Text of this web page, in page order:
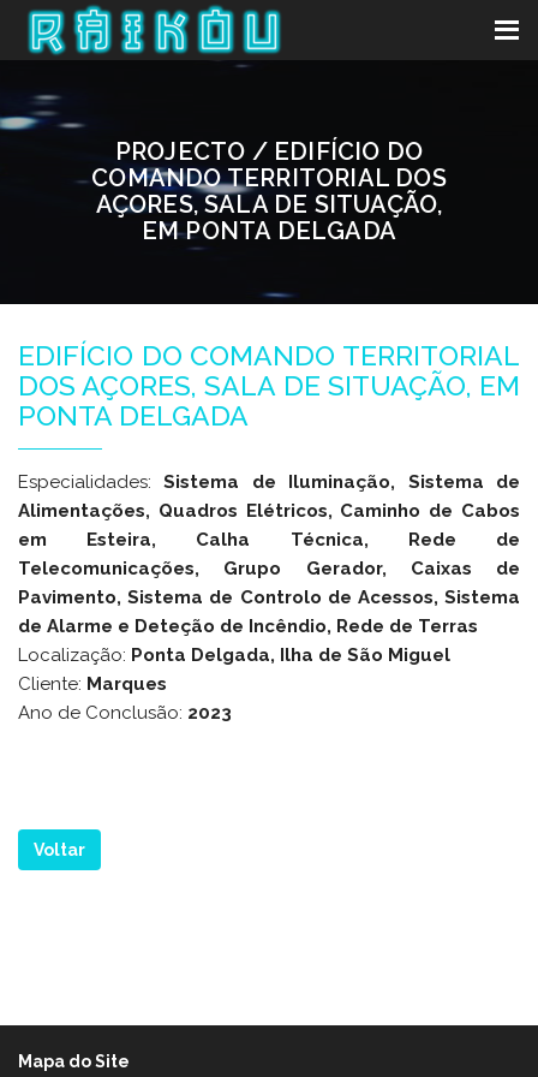
PROJECTO / EDIFÍCIO DO
COMANDO TERRITORIAL DOS
AÇORES, SALA DE SITUAÇÃO,
EM PONTA DELGADA
EDIFÍCIO DO COMANDO TERRITORIAL
DOS AÇORES, SALA DE SITUAÇÃO, EM
PONTA DELGADA
Especialidades:Sistema de Iluminação, Sistema de
Alimentações, Quadros Elétricos, Caminho de Cabos
em Esteira, Calha Técnica, Rede de
Telecomunicações, Grupo Gerador, Caixas de
Pavimento, Sistema de Controlo de Acessos, Sistema
de Alarme e Deteção de Incêndio, Rede de Terras
Localização: Ponta Delgada, Ilha de São Miguel
Cliente: Marques
Ano de Conclusão: 2023
Voltar
Mapa do Site